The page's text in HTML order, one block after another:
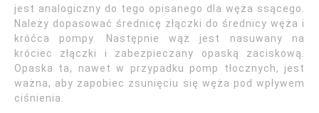
jest analogiczny do tego opisanego dla węża ssącego.
Należy dopasować średnicę złączki do średnicy węża i
króćca pompy. Następnie wąż jest nasuwany na
króciec złączki i zabezpieczany opaską zaciskową.
Opaska ta, nawet w przypadku pomp tłocznych, jest
ważna, aby zapobiec zsunięciu się węża pod wpływem
ciśnienia.